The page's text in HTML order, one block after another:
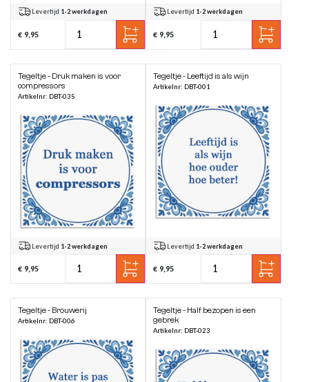
Levertijd 1-2 werkdagen
€ 9,95
Levertijd 1-2 werkdagen
€ 9,95
Tegeltje - Druk maken is voor
compressors
Artikelnr: DBT-035
Levertijd 1-2 werkdagen
€ 9,95
Tegeltje - Leeftijd is als wijn
Artikelnr: DBT-001
Levertijd 1-2 werkdagen
€ 9,95
Tegeltje - Brouwerij
Artikelnr: DBT-006
Tegeltje - Half bezopen is een
gebrek
Artikelnr: DBT-023